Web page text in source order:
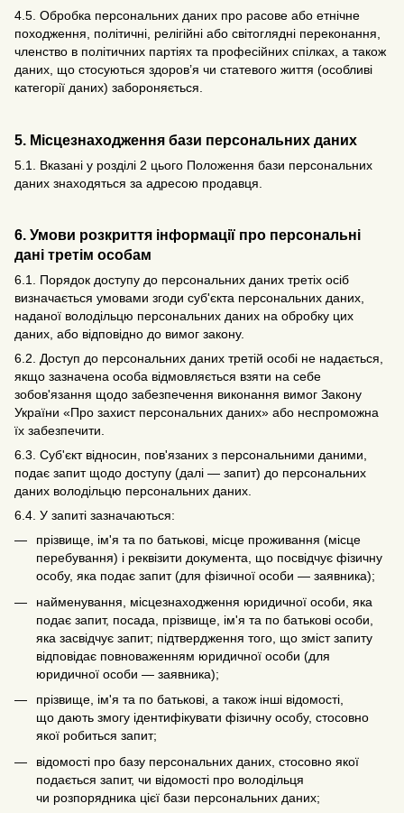
4.5. Обробка персональних даних про расове або етнічне
походження, політичні, релігійні або світоглядні переконання,
членство в політичних партіях та професійних спілках, а також
даних, що стосуються здоров’я чи статевого життя (особливі
категорії даних) забороняється.
5. Місцезнаходження бази персональних даних
5.1. Вказані у розділі 2 цього Положення бази персональних
даних знаходяться за адресою продавця.
6. Умови розкриття інформації про персональні
дані третім особам
6.1. Порядок доступу до персональних даних третіх осіб
визначається умовами згоди суб'єкта персональних даних,
наданої володільцю персональних даних на обробку цих
даних, або відповідно до вимог закону.
6.2. Доступ до персональних даних третій особі не надається,
якщо зазначена особа відмовляється взяти на себе
зобов'язання щодо забезпечення виконання вимог Закону
України «Про захист персональних даних» або неспроможна
їх забезпечити.
6.3. Суб'єкт відносин, пов'язаних з персональними даними,
подає запит щодо доступу (далі — запит) до персональних
даних володільцю персональних даних.
6.4. У запиті зазначаються:
прізвище, ім'я та по батькові, місце проживання (місце
перебування) і реквізити документа, що посвідчує фізичну
особу, яка подає запит (для фізичної особи — заявника);
найменування, місцезнаходження юридичної особи, яка
подає запит, посада, прізвище, ім'я та по батькові особи,
яка засвідчує запит; підтвердження того, що зміст запиту
відповідає повноваженням юридичної особи (для
юридичної особи — заявника);
прізвище, ім'я та по батькові, а також інші відомості,
що дають змогу ідентифікувати фізичну особу, стосовно
якої робиться запит;
відомості про базу персональних даних, стосовно якої
подається запит, чи відомості про володільця
чи розпорядника цієї бази персональних даних;